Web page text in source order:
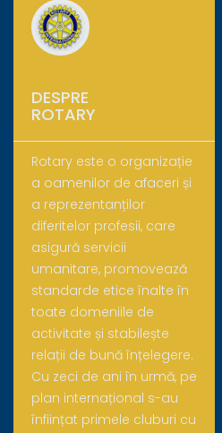
DESPRE
ROTARY
Rotary este o organizație
a oamenilor de afaceri și
a reprezentanților
diferitelor profesii, care
asigură servicii
umanitare, promovează
standarde etice înalte în
toate domeniile de
activitate și stabilește
relații de bună înțelegere.
Cu zeci de ani în urmă, pe
plan internațional s-au
înființat primele cluburi cu